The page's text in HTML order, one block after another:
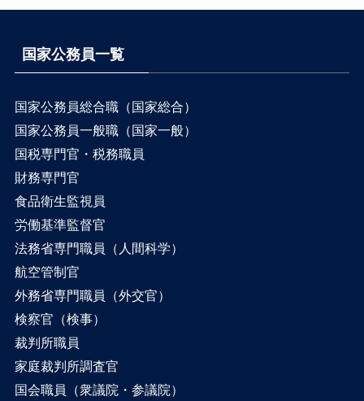
国家公務員一覧
国家公務員総合職（国家総合）
国家公務員一般職（国家一般）
国税専門官・税務職員
財務専門官
食品衛生監視員
労働基準監督官
法務省専門職員（人間科学）
航空管制官
外務省専門職員（外交官）
検察官（検事）
裁判所職員
家庭裁判所調査官
国会職員（衆議院・参議院）